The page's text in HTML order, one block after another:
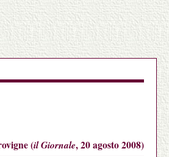
(il Giornale, 20 agosto 2008)